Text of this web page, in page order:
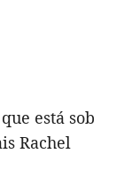
está sob
Rachel